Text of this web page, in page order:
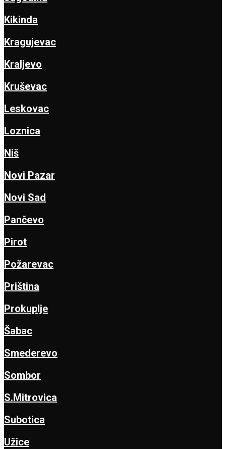
Kikinda
Kragujevac
Kraljevo
Kruševac
Leskovac
Loznica
Niš
Novi Pazar
Novi Sad
Pančevo
Pirot
Požarevac
Priština
Prokuplje
Šabac
Smederevo
Sombor
S.Mitrovica
Subotica
Užice